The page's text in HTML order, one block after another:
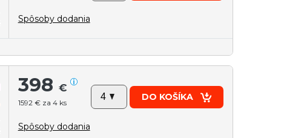
Spôsoby dodania
398 €
1592 € za 4 ks
DO KOŠÍKA
Spôsoby dodania